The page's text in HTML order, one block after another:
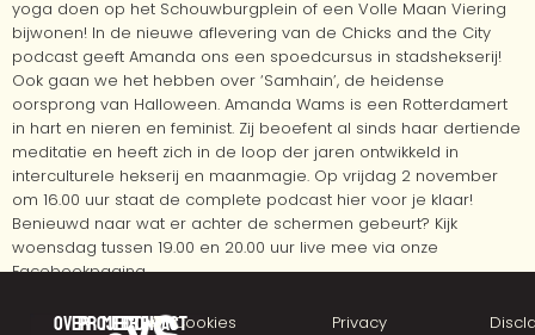
yoga doen op het Schouwburgplein of een Volle Maan Viering
bijwonen! In de nieuwe aflevering van de Chicks and the City
podcast geeft Amanda ons een spoedcursus in stadshekserij!
Ook gaan we het hebben over ‘Samhain’, de heidense
oorsprong van Halloween. Amanda Wams is een Rotterdamert
in hart en nieren en feminist. Zij beoefent al sinds haar dertiende
meditatie en heeft zich in de loop der jaren ontwikkeld in
interculturele hekserij en maanmagie. Op vrijdag 2 november
om 16.00 uur staat de complete podcast hier voor je klaar!
Benieuwd naar wat er achter de schermen gebeurt? Kijk
woensdag tussen 19.00 en 20.00 uur live mee via onze
Facebookpagina.
OverProjecten
MeerContact
© Cookies Privacy